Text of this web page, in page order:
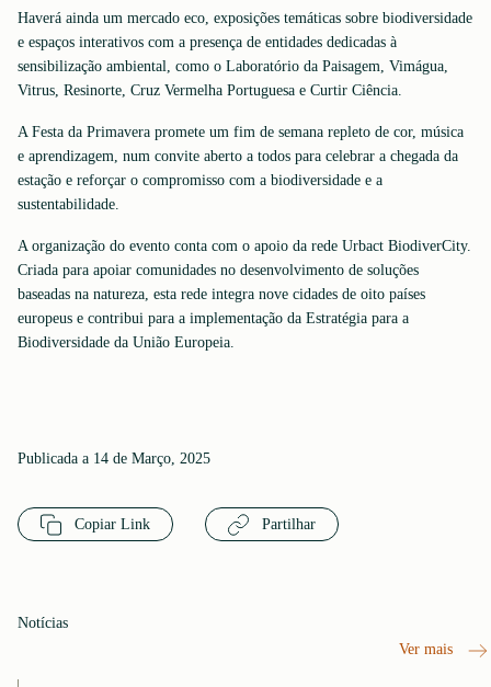
Haverá ainda um mercado eco, exposições temáticas sobre biodiversidade
e espaços interativos com a presença de entidades dedicadas à
sensibilização ambiental, como o Laboratório da Paisagem, Vimágua,
Vitrus, Resinorte, Cruz Vermelha Portuguesa e Curtir Ciência.
A Festa da Primavera promete um fim de semana repleto de cor, música
e aprendizagem, num convite aberto a todos para celebrar a chegada da
estação e reforçar o compromisso com a biodiversidade e a
sustentabilidade.
A organização do evento conta com o apoio da rede Urbact BiodiverCity.
Criada para apoiar comunidades no desenvolvimento de soluções
baseadas na natureza, esta rede integra nove cidades de oito países
europeus e contribui para a implementação da Estratégia para a
Biodiversidade da União Europeia.
Publicada a 14 de Março, 2025
Copiar Link Partilhar
Notícias
Ver mais